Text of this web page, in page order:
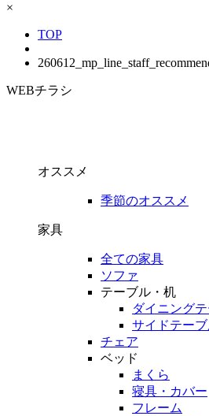
×
TOP
WEBチラシ
オススメ
季節のオススメ
家具
全ての家具
ソファ
テーブル・机
ダイニング
サイドテー
チェア
ベッド
まくら
寝具・カバー
フレーム